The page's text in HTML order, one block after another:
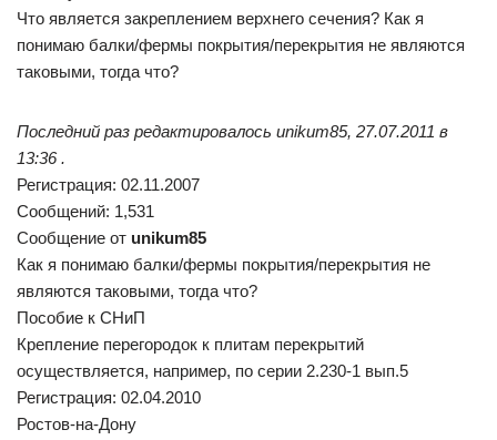
Что является закреплением верхнего сечения? Как я
понимаю балки/фермы покрытия/перекрытия не являются
таковыми, тогда что?
Последний раз редактировалось unikum85, 27.07.2011 в
13:36 .
Регистрация: 02.11.2007
Сообщений: 1,531
Сообщение от unikum85
Как я понимаю балки/фермы покрытия/перекрытия не
являются таковыми, тогда что?
Пособие к СНиП
Крепление перегородок к плитам перекрытий
осуществляется, например, по серии 2.230-1 вып.5
Регистрация: 02.04.2010
Ростов-на-Дону